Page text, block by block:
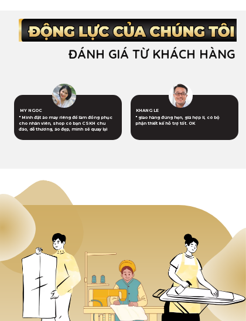
ĐÁNH GIÁ TỪ KHÁCH HÀNG
" Mình đặt áo may riêng để làm đồng phục
cho nhân viên, shop có bạn CSKH chu
đáo, dễ thương, áo đẹp, mình sẽ quay lại
MY NGOC
" giao hàng đúng hẹn, giá hợp lí, có bộ
phận thiết kế hỗ trợ tốt. OK
KHANG LE